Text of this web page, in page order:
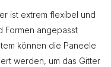
ist extrem flexibel und
Formen angepasst
können die Paneele
werden, um das Gitter